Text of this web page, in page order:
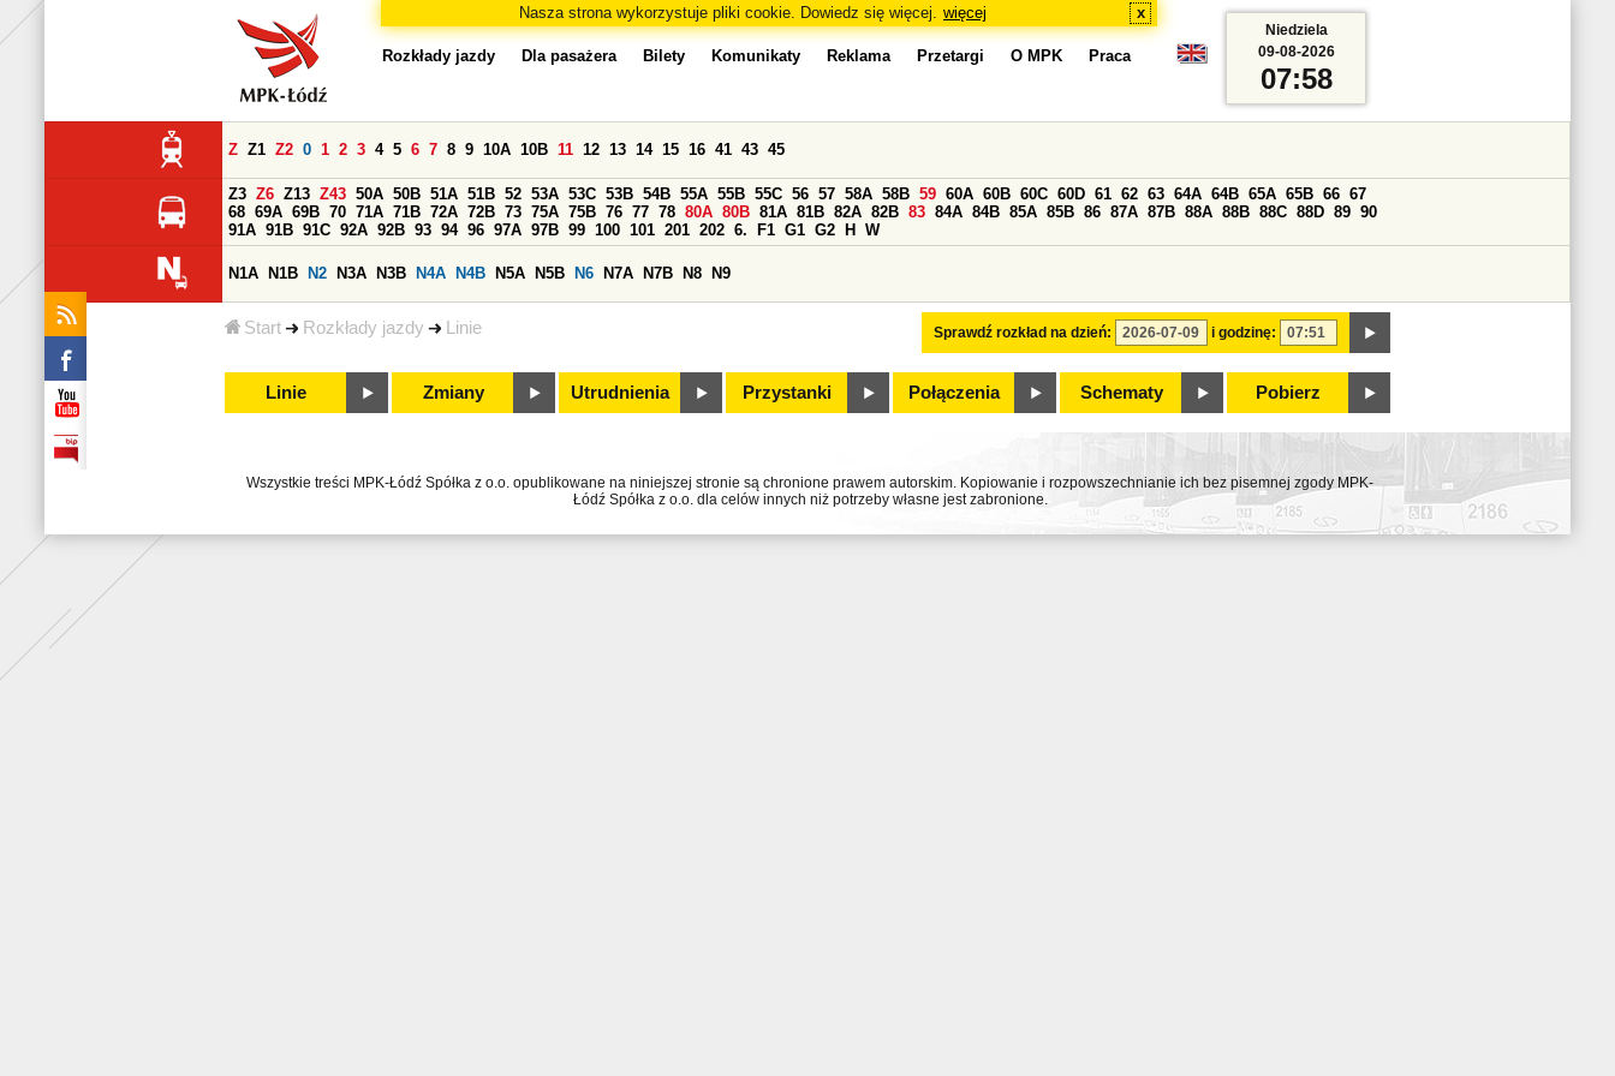
Nasza strona wykorzystuje pliki cookie. Dowiedz się więcej. więcej x
Start Rozkłady jazdy Linie
Rozkłady jazdy Dla pasażera Bilety Komunikaty Reklama Przetargi O MPK Praca
Sprawdź rozkład na dzień: i godzinę:
Z Z1 Z2 0 1 2 3 4 5 6 7 8 9 10A 10B 11 12 13 14 15 16 41 43 45
Z3 Z6 Z13 Z43 50A 50B 51A 51B 52 53A 53C 53B 54B 55A 55B 55C 56 57 58A 58B 59 60A 60B 60C 60D 61 62 63 64A 64B 65A 65B 66 67
68 69A 69B 70 71A 71B 72A 72B 73 75A 75B 76 77 78 80A 80B 81A 81B 82A 82B 83 84A 84B 85A 85B 86 87A 87B 88A 88B 88C 88D 89 90
91A 91B 91C 92A 92B 93 94 96 97A 97B 99 100 101 201 202 6. F1 G1 G2 H W
N1A N1B N2 N3A N3B N4A N4B N5A N5B N6 N7A N7B N8 N9
Linie Zmiany Utrudnienia Przystanki Połączenia Schematy Pobierz
Niedziela
09-08-2026
07:58
Wszystkie treści MPK-Łódź Spółka z o.o. opublikowane na niniejszej stronie są chronione prawem autorskim. Kopiowanie i rozpowszechnianie ich bez pisemnej zgody MPK-
Łódź Spółka z o.o. dla celów innych niż potrzeby własne jest zabronione.